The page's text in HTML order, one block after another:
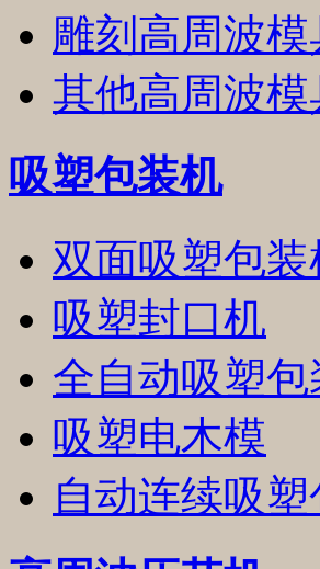
雕刻高周波模
其他高周波模
吸塑包装机
双面吸塑包装
吸塑封口机
全自动吸塑包
吸塑电木模
自动连续吸